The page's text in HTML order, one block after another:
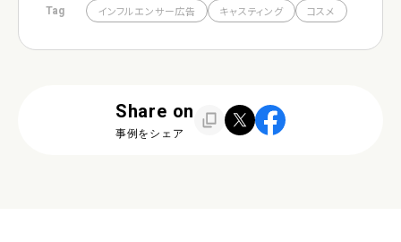
Tag インフルエンサー広告 キャスティング コスメ
Share on
事例をシェア